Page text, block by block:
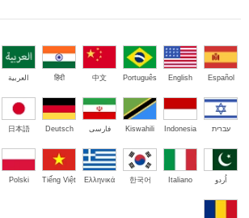
Español
English
Português
中文
हिंदी العربية
עברית Indonesia
Kiswahili فارسی Deutsch
日本語
اُردو Italiano
한국어
Ελληνικά
Tiếng Việt
Polski